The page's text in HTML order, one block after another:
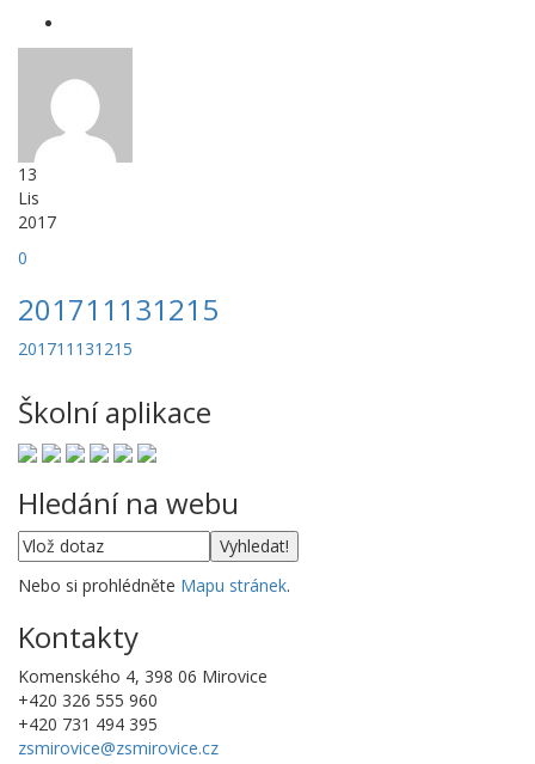
13
Lis
2017
0
201711131215
201711131215
Školní aplikace
Hledání na webu
Nebo si prohlédněte Mapu stránek.
Kontakty
Komenského 4, 398 06 Mirovice
+420 326 555 960
+420 731 494 395
zsmirovice@zsmirovice.cz